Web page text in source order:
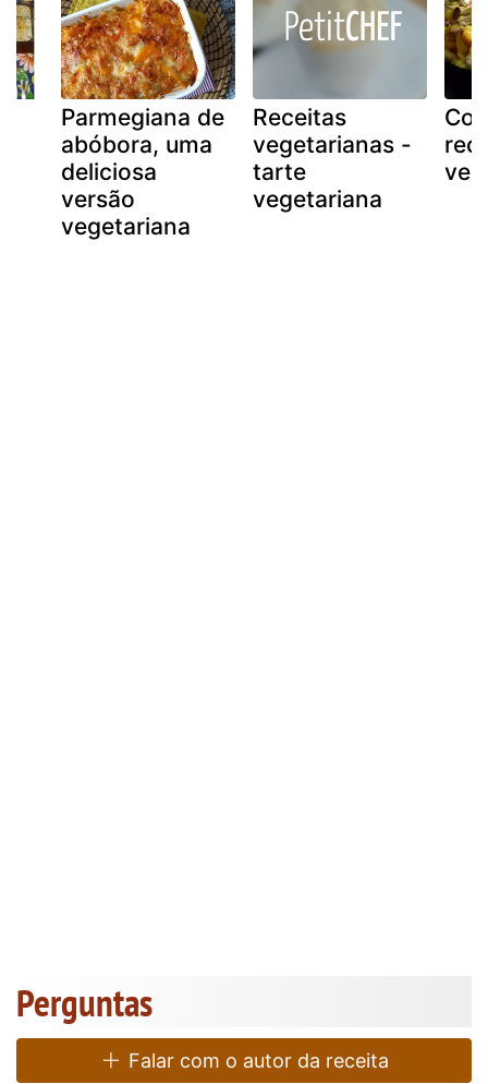
Parmegiana de
abóbora, uma
deliciosa
versão
vegetariana
Receitas
vegetarianas -
tarte
vegetariana
Perguntas
Falar com o autor da receita